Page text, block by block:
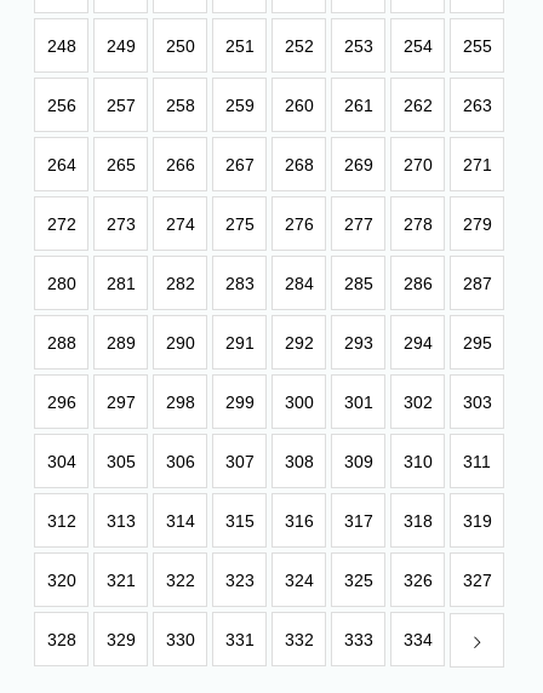
248 249 250 251 252 253 254 255
256 257 258 259 260 261 262 263
264 265 266 267 268 269 270 271
272 273 274 275 276 277 278 279
280 281 282 283 284 285 286 287
288 289 290 291 292 293 294 295
296 297 298 299 300 301 302 303
304 305 306 307 308 309 310 311
312 313 314 315 316 317 318 319
320 321 322 323 324 325 326 327
328 329 330 331 332 333 334